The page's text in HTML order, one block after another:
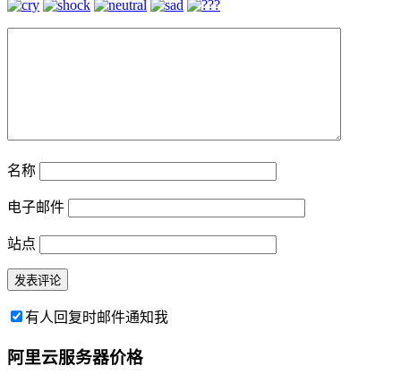
名称
电子邮件
站点
有人回复时邮件通知我
阿里云服务器价格